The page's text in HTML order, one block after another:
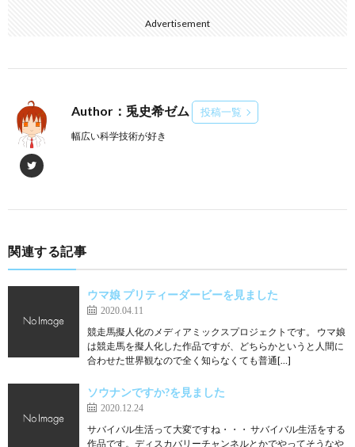
Advertisement
Author：兎史希ゼム 投稿一覧
幅広い科学技術が好き
関連する記事
ウマ娘 プリティーダービーを見ました
2020.04.11
競走馬擬人化のメディアミックスプロジェクトです。 ウマ娘
は競走馬を擬人化した作品ですが、どちらかというと人間に
合わせた世界観なので全く知らなくても普通[…]
ソウナンですか?を見ました
2020.12.24
サバイバル生活って大変ですね・・・ サバイバル生活をする
作品です。ディスカバリーチャンネルとかでやってそうなや